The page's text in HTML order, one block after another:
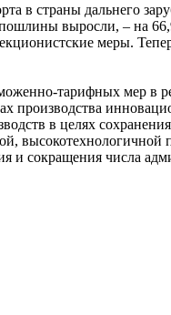
в страны дальнего
выросли, – на
меры.
тарифных мер в
производства
в целях
высокотехнологичной
и сокращения числа